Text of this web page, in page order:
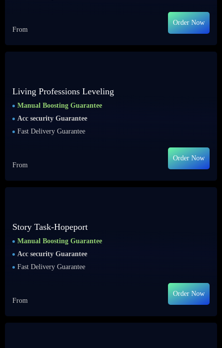
From
Order Now
Living Professions Leveling
Manual Boosting Guarantee
Acc security Guarantee
Fast Delivery Guarantee
From
Order Now
Story Task-Hopeport
Manual Boosting Guarantee
Acc security Guarantee
Fast Delivery Guarantee
From
Order Now